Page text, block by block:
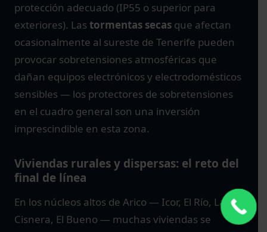
protección adecuado (IP55 o superior para
exteriores). Las tormentas secas que afectan
ocasionalmente al sureste de Tenerife pueden
provocar sobretensiones atmosféricas que
dañan equipos electrónicos y electrodomésticos
sensibles — los protectores de sobretensiones
en el cuadro general son una inversión
imprescindible en esta zona.
Viviendas rurales y dispersas: el reto del
final de línea
En los núcleos altos de Arico — Icor, El Río, La
Cisnera, El Bueno — muchas viviendas se